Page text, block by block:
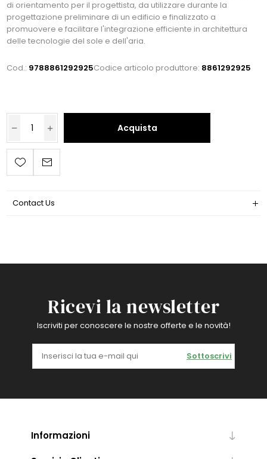
di orientamento per il progettista, da utilizzare durante la
progettazione preliminare di un edificio e finalizzato a
promuovere e facilitare l'integrazione efficiente in architettura
delle tecnologie del sole e dell'aria.
Cod.: 9788861292925Codice articolo produttore: 8861292925
Acquista
Contact Us
Ricevi la newsletter
Iscriviti per conoscere le nostre offerte e le novità!
Sottoscrivi
Informazioni